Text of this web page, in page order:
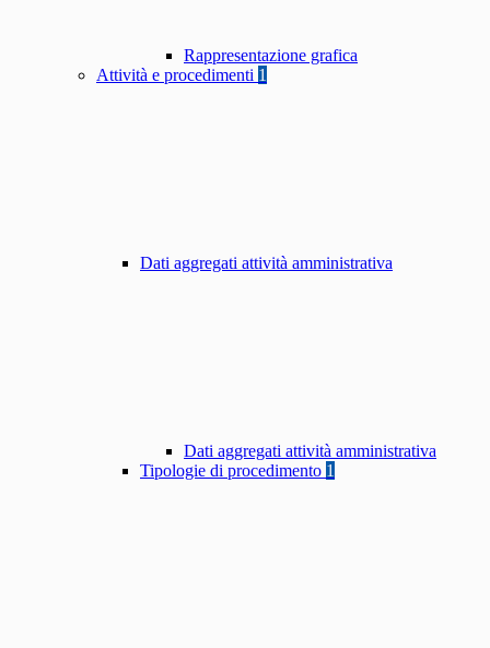
Rappresentazione grafica
Attività e procedimenti 1
Dati aggregati attività amministrativa
Dati aggregati attività amministrativa
Tipologie di procedimento 1